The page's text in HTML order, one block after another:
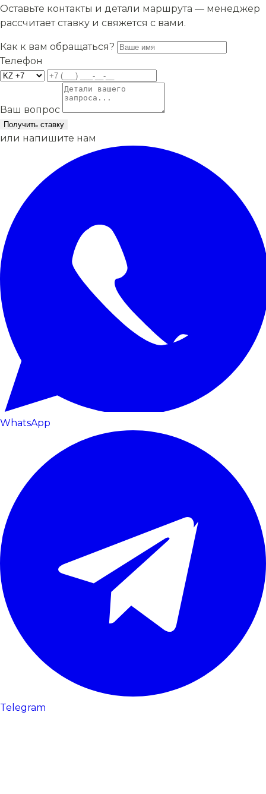
Оставьте контакты и детали маршрута — менеджер
рассчитает ставку и свяжется с вами.
Как к вам обращаться?
Телефон
Ваш вопрос
Получить ставку
или напишите нам
WhatsApp
Telegram